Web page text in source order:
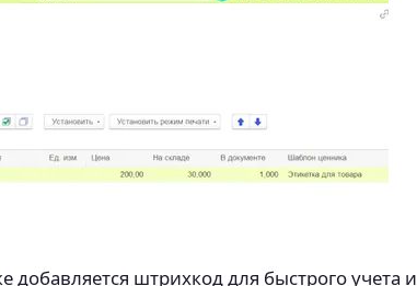
штрихкод для быстрого учета и